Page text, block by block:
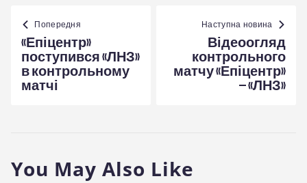
Навігація
записів
Попередня
«Епіцентр»
поступився «ЛНЗ»
в контрольному
матчі
Наступна новина
Відеоогляд
контрольного
матчу «Епіцентр»
– «ЛНЗ»
You May Also Like